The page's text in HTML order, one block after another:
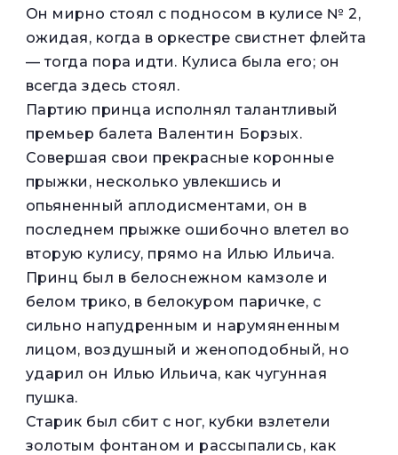
Он мирно стоял с подносом в кулисе № 2,
ожидая, когда в оркестре свистнет флейта
— тогда пора идти. Кулиса была его; он
всегда здесь стоял.
Партию принца исполнял талантливый
премьер балета Валентин Борзых.
Совершая свои прекрасные коронные
прыжки, несколько увлекшись и
опьяненный аплодисментами, он в
последнем прыжке ошибочно влетел во
вторую кулису, прямо на Илью Ильича.
Принц был в белоснежном камзоле и
белом трико, в белокуром паричке, с
сильно напудренным и нарумяненным
лицом, воздушный и женоподобный, но
ударил он Илью Ильича, как чугунная
пушка.
Старик был сбит с ног, кубки взлетели
золотым фонтаном и рассыпались, как